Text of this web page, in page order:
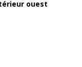
ouest